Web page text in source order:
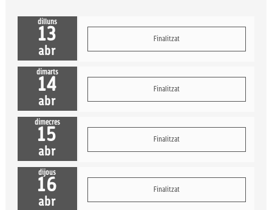
dilluns
13
abr
Finalitzat
dimarts
14
abr
Finalitzat
dimecres
15
abr
Finalitzat
dijous
16
abr
Finalitzat